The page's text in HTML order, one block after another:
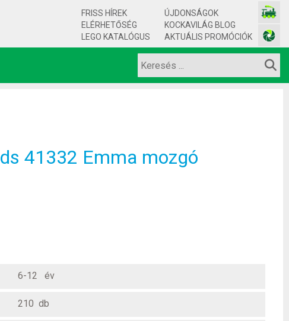
FRISS HÍREK
ELÉRHETŐSÉG
LEGO KATALÓGUS
ÚJDONSÁGOK
KOCKAVILÁG BLOG
AKTUÁLIS PROMÓCIÓK
41332 Emma mozgó
6-12 év
210 db